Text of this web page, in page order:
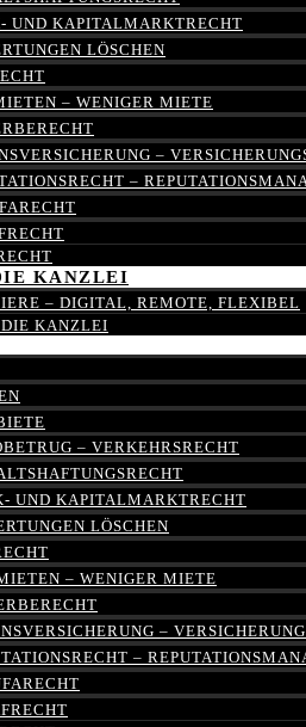
UND KAPITALMARKTRECHT
LÖSCHEN
– WENIGER MIETE
–
–
KANZLEI
– DIGITAL, REMOTE, FLEXIBEL
KANZLEI
– VERKEHRSRECHT
UND KAPITALMARKTRECHT
LÖSCHEN
– WENIGER MIETE
–
–